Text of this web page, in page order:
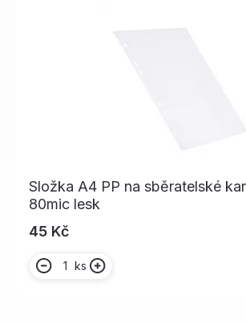
Složka A4 PP na sběratelské
80mic lesk
45 Kč
ks